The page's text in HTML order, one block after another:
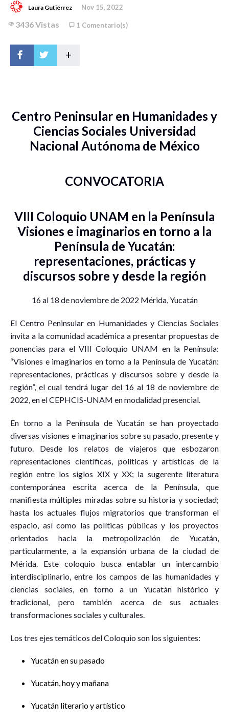
Laura Gutiérrez Nov 15, 2022
3436 Vistas 1 Comentario(s)
+
Centro Peninsular en Humanidades y
Ciencias Sociales Universidad
Nacional Autónoma de México
CONVOCATORIA
VIII Coloquio UNAM en la Península
Visiones e imaginarios en torno a la
Península de Yucatán:
representaciones, prácticas y
discursos sobre y desde la región
16 al 18 de noviembre de 2022 Mérida, Yucatán
El Centro Peninsular en Humanidades y Ciencias Sociales
invita a la comunidad académica a presentar propuestas de
ponencias para el VIII Coloquio UNAM en la Península:
“Visiones e imaginarios en torno a la Península de Yucatán:
representaciones, prácticas y discursos sobre y desde la
región”, el cual tendrá lugar del 16 al 18 de noviembre de
2022, en el CEPHCIS-UNAM en modalidad presencial.
En torno a la Península de Yucatán se han proyectado
diversas visiones e imaginarios sobre su pasado, presente y
futuro. Desde los relatos de viajeros que esbozaron
representaciones científicas, políticas y artísticas de la
región entre los siglos XIX y XX; la sugerente literatura
contemporánea escrita acerca de la Península, que
manifiesta múltiples miradas sobre su historia y sociedad;
hasta los actuales flujos migratorios que transforman el
espacio, así como las políticas públicas y los proyectos
orientados hacia la metropolización de Yucatán,
particularmente, a la expansión urbana de la ciudad de
Mérida. Este coloquio busca entablar un intercambio
interdisciplinario, entre los campos de las humanidades y
ciencias sociales, en torno a un Yucatán histórico y
tradicional, pero también acerca de sus actuales
transformaciones sociales y culturales.
Los tres ejes temáticos del Coloquio son los siguientes:
Yucatán en su pasado
Yucatán, hoy y mañana
Yucatán literario y artístico